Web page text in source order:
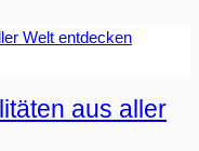
aus aller